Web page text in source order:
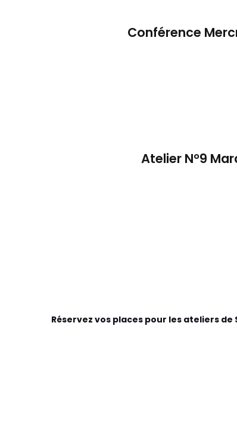
Conférence
Atelier N°9
Réservez vos places pour les ateliers de